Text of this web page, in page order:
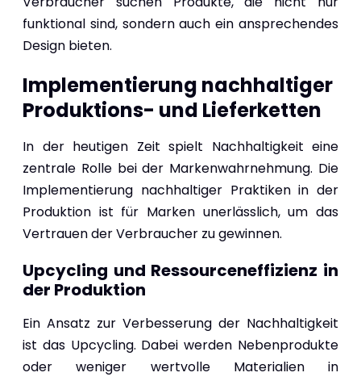
funktional sind, sondern auch ein ansprechendes
Design bieten.
Implementierung nachhaltiger
Produktions- und Lieferketten
In der heutigen Zeit spielt Nachhaltigkeit eine
zentrale Rolle bei der Markenwahrnehmung. Die
Implementierung nachhaltiger Praktiken in der
Produktion ist für Marken unerlässlich, um das
Vertrauen der Verbraucher zu gewinnen.
Upcycling und Ressourceneffizienz in
der Produktion
Ein Ansatz zur Verbesserung der Nachhaltigkeit
ist das Upcycling. Dabei werden Nebenprodukte
oder weniger wertvolle Materialien in